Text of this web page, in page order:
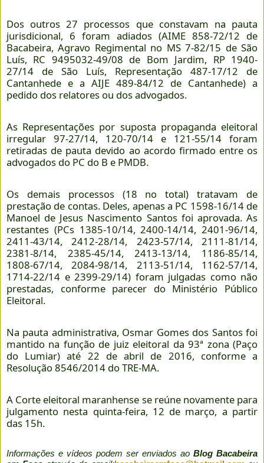
Dos outros 27 processos que constavam na pauta
jurisdicional, 6 foram adiados (AIME 858-72/12 de
Bacabeira, Agravo Regimental no MS 7-82/15 de São
Luís, RC 9495032-49/08 de Bom Jardim, RP 1940-
27/14 de São Luís, Representação 487-17/12 de
Cantanhede e a AIJE 489-84/12 de Cantanhede) a
pedido dos relatores ou dos advogados.
As Representações por suposta propaganda eleitoral
irregular 97-27/14, 120-70/14 e 121-55/14 foram
retiradas de pauta devido ao acordo firmado entre os
advogados do PC do B e PMDB.
Os demais processos (18 no total) tratavam de
prestação de contas. Deles, apenas a PC 1598-16/14 de
Manoel de Jesus Nascimento Santos foi aprovada. As
restantes (PCs 1385-10/14, 2400-14/14, 2401-96/14,
2411-43/14, 2412-28/14, 2423-57/14, 2111-81/14,
2381-8/14, 2385-45/14, 2413-13/14, 1186-85/14,
1808-67/14, 2084-98/14, 2113-51/14, 1162-57/14,
1714-22/14 e 2399-29/14) foram julgadas como não
prestadas, conforme parecer do Ministério Público
Eleitoral.
Na pauta administrativa, Osmar Gomes dos Santos foi
mantido na função de juiz eleitoral da 93ª zona (Paço
do Lumiar) até 22 de abril de 2016, conforme a
Resolução 8546/2014 do TRE-MA.
A Corte eleitoral maranhense se reúne novamente para
julgamento nesta quinta-feira, 12 de março, a partir
das 15h.
Informações e vídeos podem ser enviados ao Blog Bacabeira